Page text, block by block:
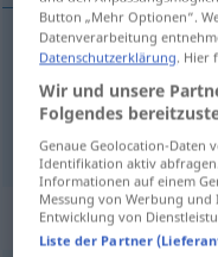
inkontinent
Button „Mehr Optionen“.
Datenverarbeitung
Datenschutzerklärung. Hier
Wir und unsere
Folgendes
Genaue Geolocation-Daten
Identifikation aktiv
Informationen auf einem
Messung von Werbung
Entwicklung von
Liste der Partner